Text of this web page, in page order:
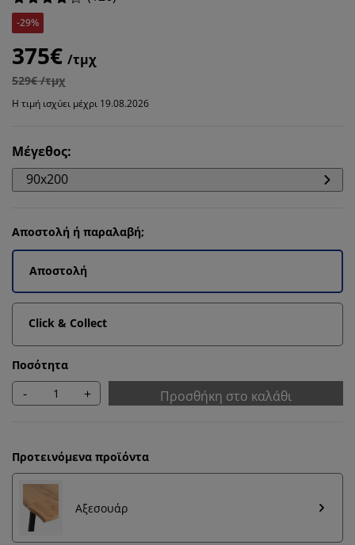
-29%
375€ /τμχ
529€ /τμχ
Η τιμή ισχύει μέχρι 19.08.2026
Μέγεθος:
90x200
Αποστολή ή παραλαβή;
Αποστολή
Click & Collect
Ποσότητα
- + Προσθήκη στο καλάθι
Προτεινόμενα προϊόντα
Αξεσουάρ